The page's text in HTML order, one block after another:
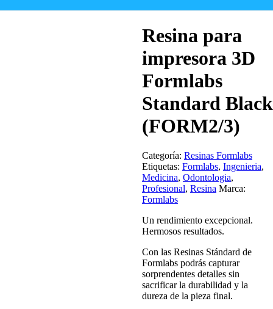
Resina para
impresora 3D
Formlabs
Standard Black
(FORM2/3)
Categoría: Resinas Formlabs
Etiquetas: Formlabs, Ingenieria,
Medicina, Odontologia,
Profesional, Resina Marca:
Formlabs
Un rendimiento excepcional.
Hermosos resultados.
Con las Resinas Stándard de
Formlabs podrás capturar
sorprendentes detalles sin
sacrificar la durabilidad y la
dureza de la pieza final.